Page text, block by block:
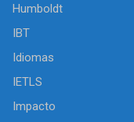
Humboldt
IBT
Idiomas
IETLS
Impacto